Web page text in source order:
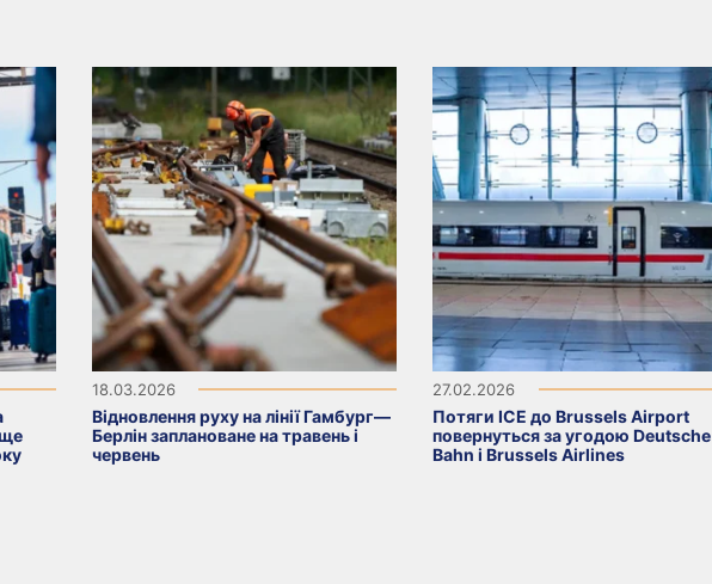
18.03.2026
Відновлення руху на лінії Гамбург—
Берлін заплановане на травень і
червень
27.02.2026
Потяги ICE до Brussels Airport
повернуться за угодою Deutsche
Bahn і Brussels Airlines